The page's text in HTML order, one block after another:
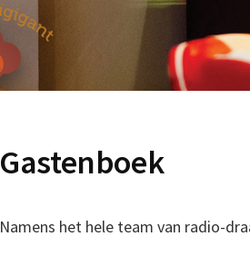
Gastenboek
Namens het hele team van radio-